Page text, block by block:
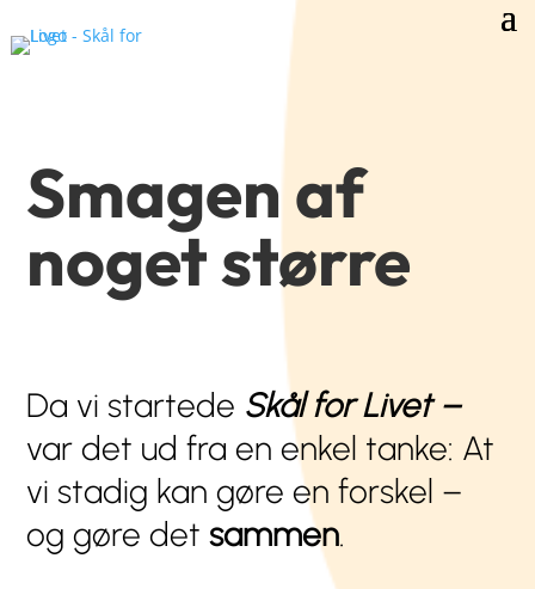
Smagen af
noget større
Da vi startede Skål for Livet –
var det ud fra en enkel tanke: At
vi stadig kan gøre en forskel –
og gøre det sammen.